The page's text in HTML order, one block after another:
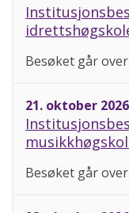
Besøket går
21. oktober 2026
Besøket går